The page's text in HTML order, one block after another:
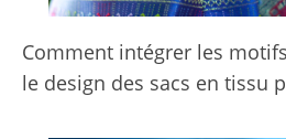
Comment intégrer les
le design des sacs en tissu